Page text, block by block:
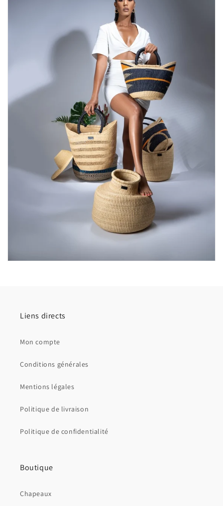
Liens directs
Mon compte
Conditions générales
Mentions légales
Politique de livraison
Politique de confidentialité
Boutique
Chapeaux